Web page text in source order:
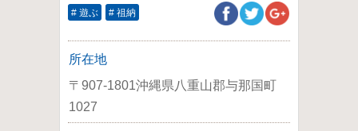
# 遊ぶ # 祖納
所在地
〒907-1801沖縄県八重山郡与那国町
1027